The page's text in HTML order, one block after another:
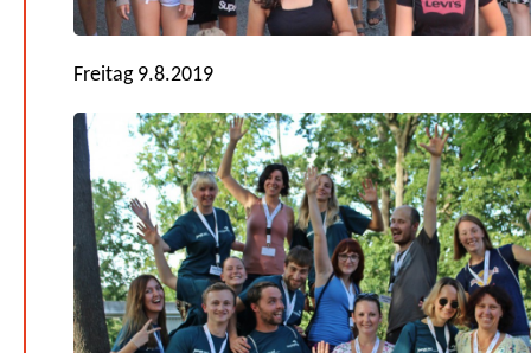
Freitag 9.8.2019